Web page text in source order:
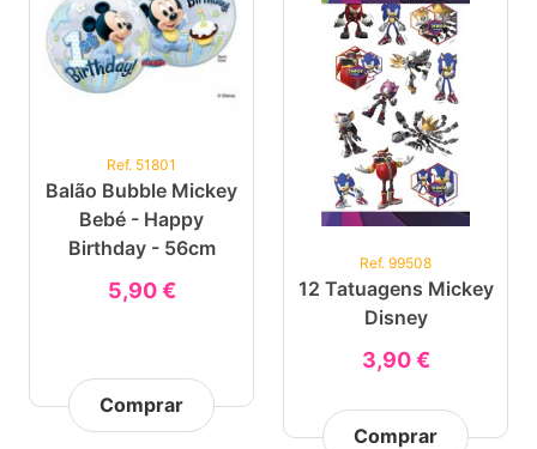
Ref. 51801
Balão Bubble Mickey
Bebé - Happy
Birthday - 56cm
5,90 €
Comprar
Ref. 99508
12 Tatuagens Mickey
Disney
3,90 €
Comprar